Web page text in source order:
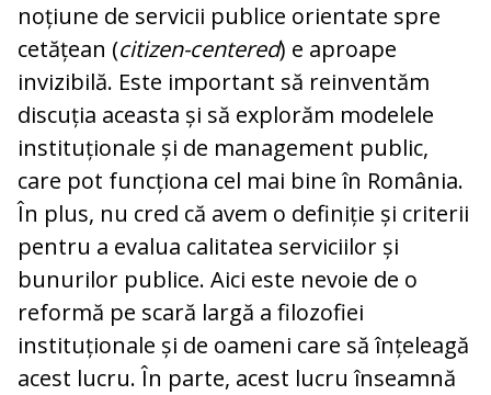
noțiune de servicii publice orientate spre
cetățean (citizen-centered) e aproape
invizibilă. Este important să reinventăm
discuția aceasta și să explorăm modelele
instituționale și de management public,
care pot funcționa cel mai bine în România.
În plus, nu cred că avem o definiție și criterii
pentru a evalua calitatea serviciilor și
bunurilor publice. Aici este nevoie de o
reformă pe scară largă a filozofiei
instituționale și de oameni care să înțeleagă
acest lucru. În parte, acest lucru înseamnă